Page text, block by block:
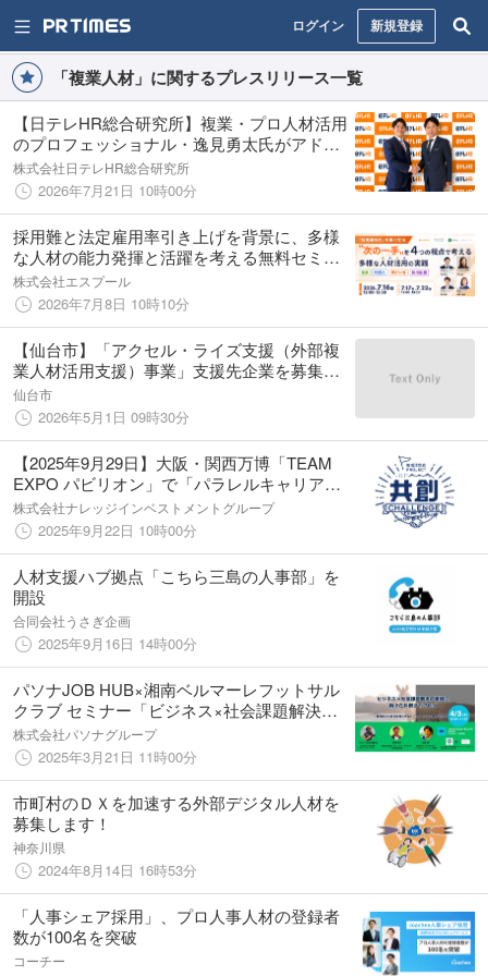
ログイン 新規登録
「複業人材」に関するプレスリリース一覧
【日テレHR総合研究所】複業・プロ人材活用
のプロフェッショナル・逸見勇太氏がアドバ
イザーに就任
株式会社日テレHR総合研究所
2026年7月21日 10時00分
採用難と法定雇用率引き上げを背景に、多様
な人材の能力発揮と活躍を考える無料セミナ
ーを7月16日（木）に開催
株式会社エスプール
2026年7月8日 10時10分
【仙台市】「アクセル・ライズ支援（外部複
業人材活用支援）事業」支援先企業を募集し
ます
仙台市
2026年5月1日 09時30分
【2025年9⽉29⽇】大阪・関西万博「TEAM
EXPO パビリオン」で「パラレルキャリアの
知見と経験を活かし、地域や地域企業の課題
に挑み、持続可能な未来を実現したい！」を
テーマに展示します！
株式会社ナレッジインベストメントグループ
2025年9月22日 10時00分
人材支援ハブ拠点「こちら三島の人事部」を
開設
合同会社うさぎ企画
2025年9月16日 14時00分
パソナJOB HUB×湘南ベルマーレフットサル
クラブ セミナー「ビジネス×社会課題解決の
実現に向けた共創ダイアログ」4月3日開催
株式会社パソナグループ
2025年3月21日 11時00分
市町村のＤＸを加速する外部デジタル人材を
募集します！
神奈川県
2024年8月14日 16時53分
「人事シェア採用」、プロ人事人材の登録者
数が100名を突破
コーチー